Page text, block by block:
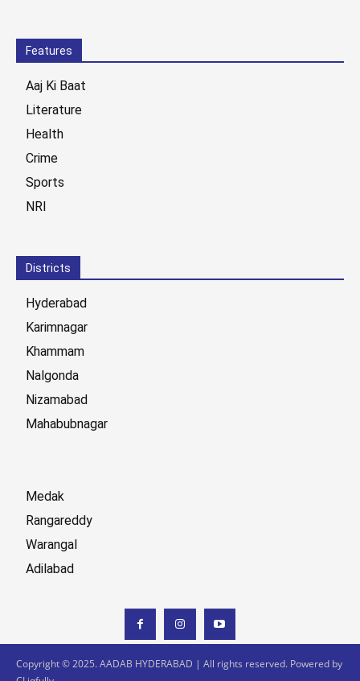
Features
Aaj Ki Baat
Literature
Health
Crime
Sports
NRI
Districts
Hyderabad
Karimnagar
Khammam
Nalgonda
Nizamabad
Mahabubnagar
Medak
Rangareddy
Warangal
Adilabad
Copyright © 2025. AADAB HYDERABAD | All rights reserved. Powered by